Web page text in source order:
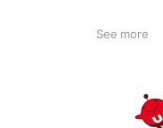
See more